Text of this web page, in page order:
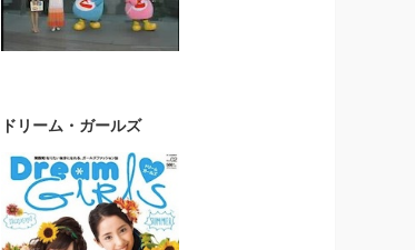
ドリーム・ガールズ